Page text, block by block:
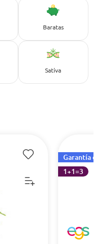
Baratas
Sativa
Garantía
1+1=3